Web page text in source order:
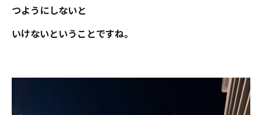
つようにしないと
いけないということですね。